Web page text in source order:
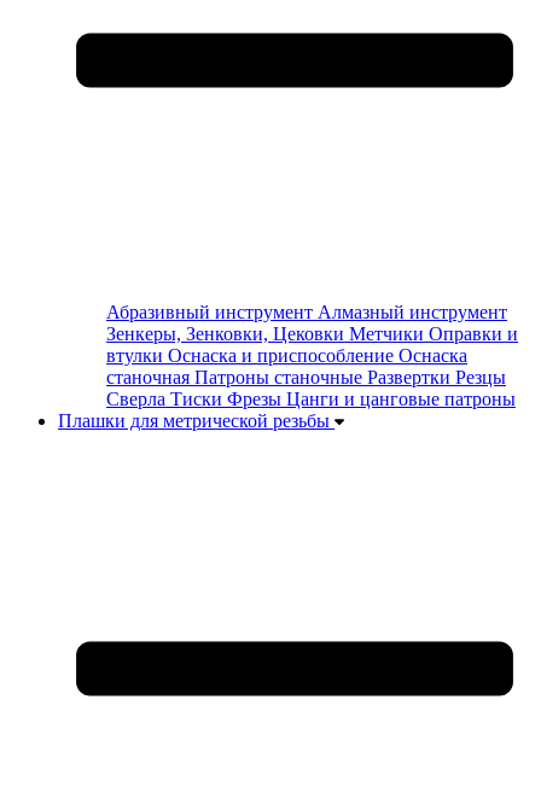
Абразивный инструмент Алмазный инструмент
Зенкеры, Зенковки, Цековки Метчики Оправки и
втулки Оснаска и приспособление Оснаска
станочная Патроны станочные Развертки Резцы
Сверла Тиски Фрезы Цанги и цанговые патроны
Плашки для метрической резьбы